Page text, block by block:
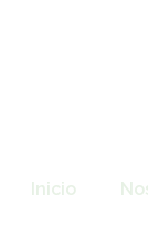
Inicio